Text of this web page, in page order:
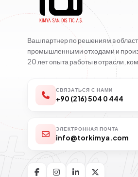
Ваш партнер по решениям в
промышленными отходами и
20 лет опыта работы в отрасли,
СВЯЗАТЬСЯ С НАМИ
+90 (216) 504 0 444
ЭЛЕКТРОННАЯ ПОЧТА
info@torkimya.com